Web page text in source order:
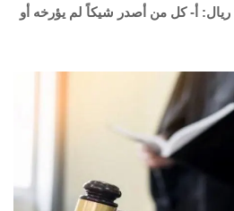
ريال: أ- كل من أصدر شيكاً لم يؤرخه أو